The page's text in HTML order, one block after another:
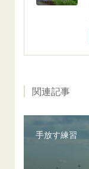
関連記事
手放す練習